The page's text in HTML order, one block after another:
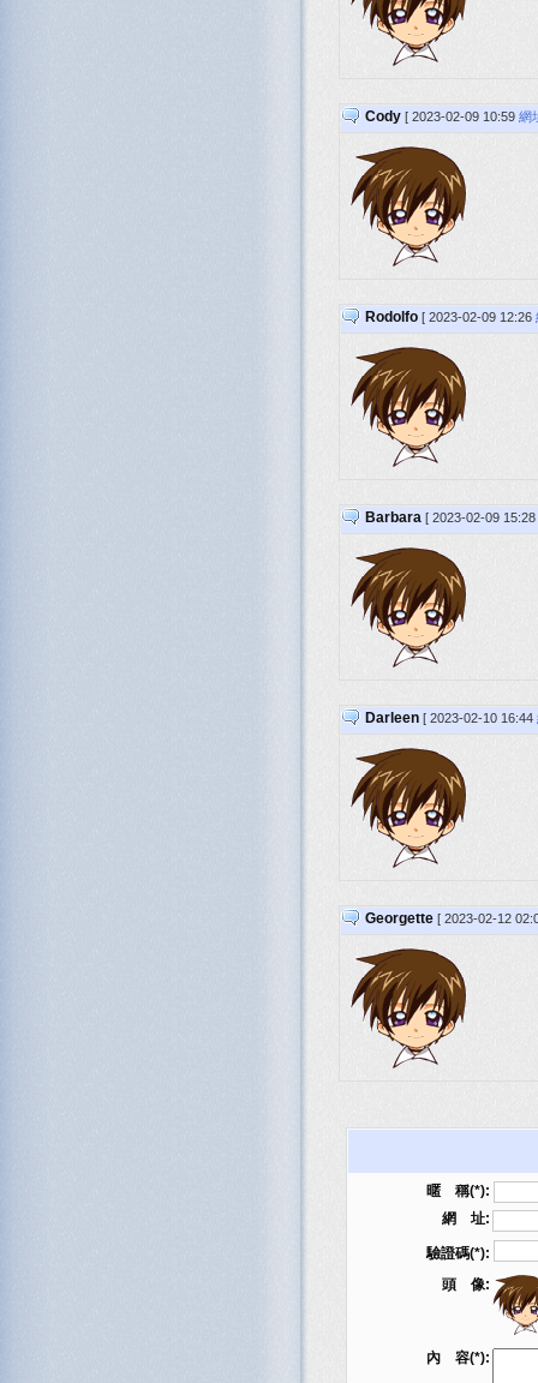
Cody [ 2023-02-09 10:59 網
Rodolfo [ 2023-02-09 12:26
Barbara [ 2023-02-09 15:28
Darleen [ 2023-02-10 16:44
Georgette [ 2023-02-12
暱 稱(*):
網 址:
驗證碼(*):
頭 像:
內 容(*):